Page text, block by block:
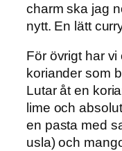
charm ska jag
nytt. En lätt
För övrigt har
koriander som
Lutar åt en
lime och
en pasta med
usla) och